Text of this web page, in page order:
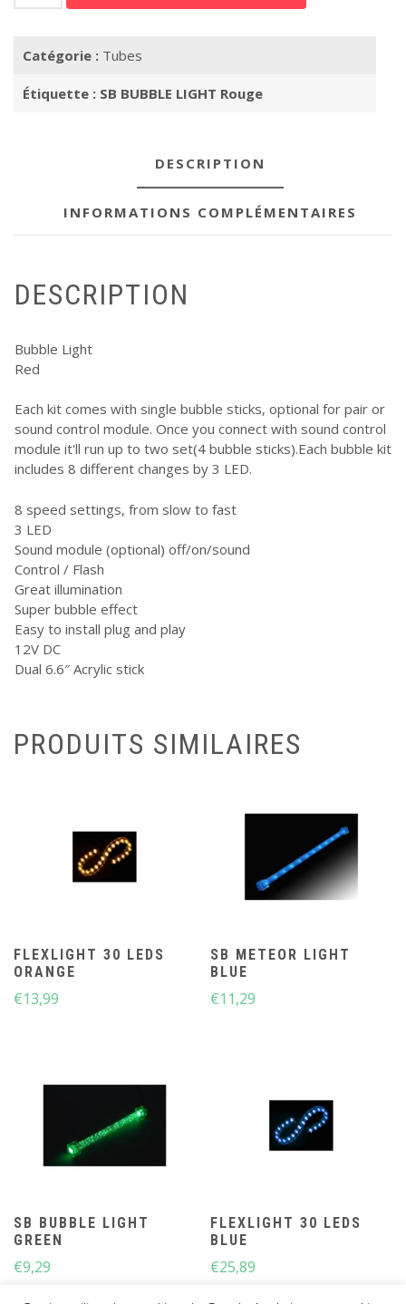
LIGHT
Catégorie : Tubes
Étiquette : SB BUBBLE LIGHT Rouge
DESCRIPTION
INFORMATIONS COMPLÉMENTAIRES
DESCRIPTION
Bubble Light
Red
Each kit comes with single bubble sticks, optional for pair or
sound control module. Once you connect with sound control
module it'll run up to two set(4 bubble sticks).Each bubble kit
includes 8 different changes by 3 LED.
8 speed settings, from slow to fast
3 LED
Sound module (optional) off/on/sound
Control / Flash
Great illumination
Super bubble effect
Easy to install plug and play
12V DC
Dual 6.6″ Acrylic stick
PRODUITS SIMILAIRES
FLEXLIGHT 30 LEDS
ORANGE
€13,99
SB METEOR LIGHT
BLUE
€11,29
SB BUBBLE LIGHT
GREEN
€9,29
FLEXLIGHT 30 LEDS
BLUE
€25,89